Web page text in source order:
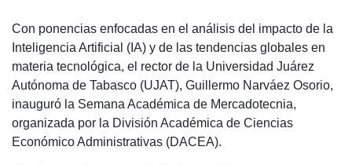
Con ponencias enfocadas en el análisis del impacto de la
Inteligencia Artificial (IA) y de las tendencias globales en
materia tecnológica, el rector de la Universidad Juárez
Autónoma de Tabasco (UJAT), Guillermo Narváez Osorio,
inauguró la Semana Académica de Mercadotecnia,
organizada por la División Académica de Ciencias
Económico Administrativas (DACEA).